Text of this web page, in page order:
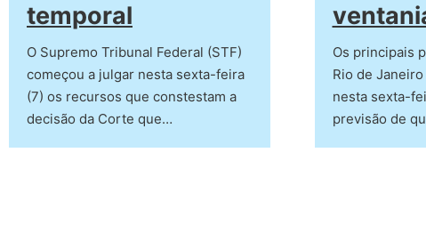
temporal
O Supremo Tribunal Federal (STF)
começou a julgar nesta sexta-feira
(7) os recursos que constestam a
decisão da Corte que…
Os principais
Rio de
nesta sexta-
previsão de